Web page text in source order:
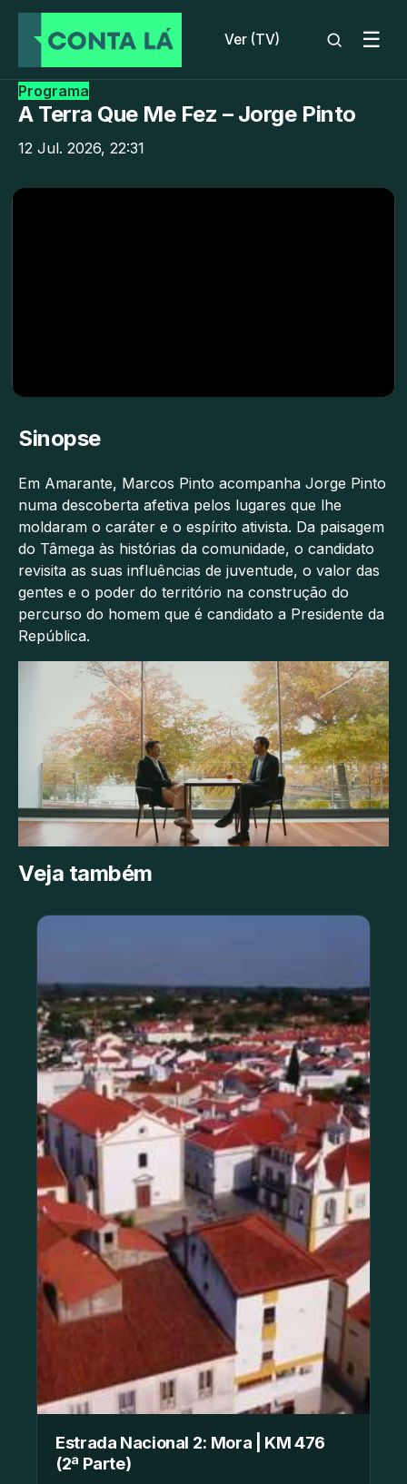
Ver (TV) ☰
Programa
A Terra Que Me Fez – Jorge Pinto
12 Jul. 2026, 22:31
Sinopse
Em Amarante, Marcos Pinto acompanha Jorge Pinto
numa descoberta afetiva pelos lugares que lhe
moldaram o caráter e o espírito ativista. Da paisagem
do Tâmega às histórias da comunidade, o candidato
revisita as suas influências de juventude, o valor das
gentes e o poder do território na construção do
percurso do homem que é candidato a Presidente da
República.
Veja também
Estrada Nacional 2: Mora | KM 476
(2ª Parte)